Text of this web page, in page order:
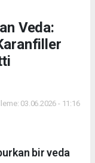
Veda:
03.06.2026 - 11:16
bir veda